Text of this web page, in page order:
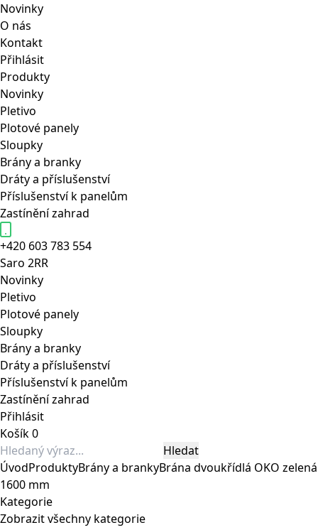
Novinky
O nás
Kontakt
Přihlásit
Produkty
Novinky
Pletivo
Plotové panely
Sloupky
Brány a branky
Dráty a příslušenství
Příslušenství k panelům
Zastínění zahrad
+420 603 783 554
Saro 2RR
Novinky
Pletivo
Plotové panely
Sloupky
Brány a branky
Dráty a příslušenství
Příslušenství k panelům
Zastínění zahrad
Přihlásit
Košík0
ÚvodProduktyBrány a brankyBrána dvoukřídlá OKO zelená
1600 mm
Kategorie
Zobrazit všechny kategorie